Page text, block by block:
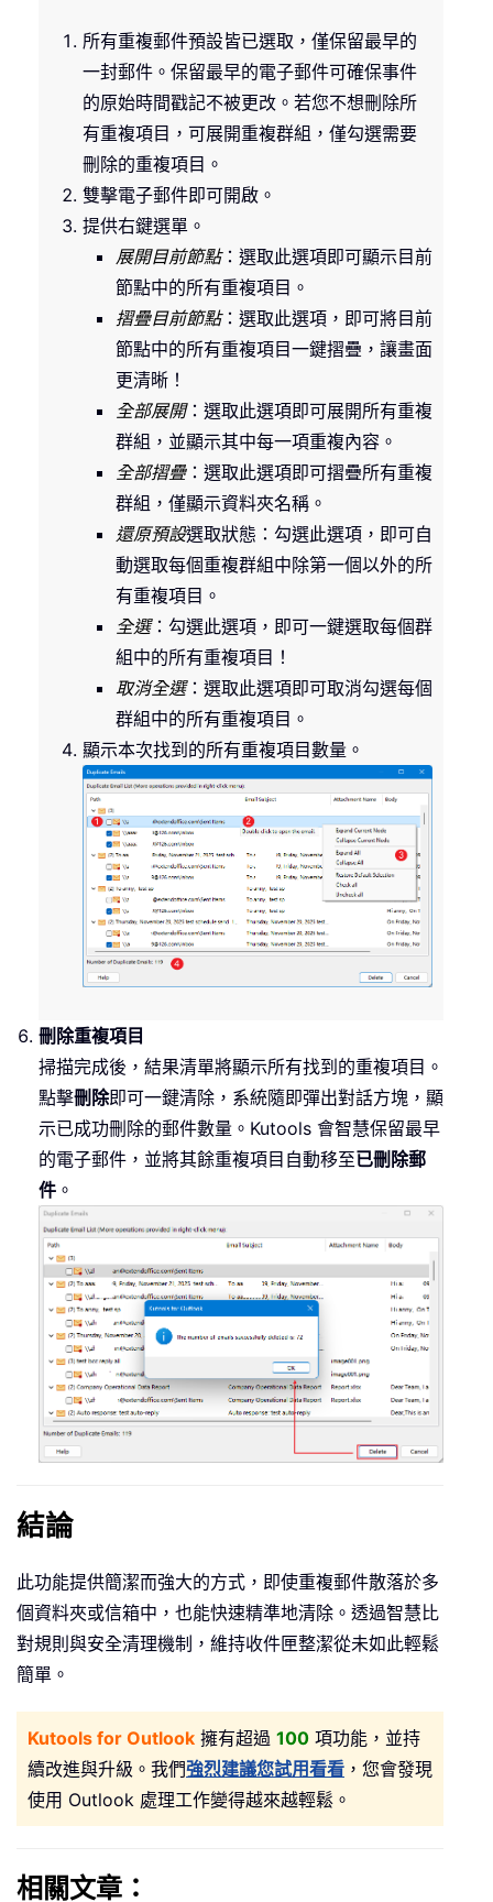
所有重複郵件預設皆已選取，僅保留最早的
一封郵件。保留最早的電子郵件可確保事件
的原始時間戳記不被更改。若您不想刪除所
有重複項目，可展開重複群組，僅勾選需要
刪除的重複項目。
雙擊電子郵件即可開啟。
提供右鍵選單。
展開目前節點：選取此選項即可顯示目前
節點中的所有重複項目。
摺疊目前節點：選取此選項，即可將目前
節點中的所有重複項目一鍵摺疊，讓畫面
更清晰！
全部展開：選取此選項即可展開所有重複
群組，並顯示其中每一項重複內容。
全部摺疊：選取此選項即可摺疊所有重複
群組，僅顯示資料夾名稱。
還原預設選取狀態：勾選此選項，即可自
動選取每個重複群組中除第一個以外的所
有重複項目。
全選：勾選此選項，即可一鍵選取每個群
組中的所有重複項目！
取消全選：選取此選項即可取消勾選每個
群組中的所有重複項目。
顯示本次找到的所有重複項目數量。
刪除重複項目
掃描完成後，結果清單將顯示所有找到的重複項目。
點擊刪除即可一鍵清除，系統隨即彈出對話方塊，顯
示已成功刪除的郵件數量。Kutools 會智慧保留最早
的電子郵件，並將其餘重複項目自動移至已刪除郵
件 。
結論
此功能提供簡潔而強大的方式，即使重複郵件散落於多
個資料夾或信箱中，也能快速精準地清除。透過智慧比
對規則與安全清理機制，維持收件匣整潔從未如此輕鬆
簡單。
Kutools for Outlook 擁有超過 100 項功能，並持
續改進與升級。我們強烈建議您試用看看 ，您會發現
使用 Outlook 處理工作變得越來越輕鬆。
相關文章：